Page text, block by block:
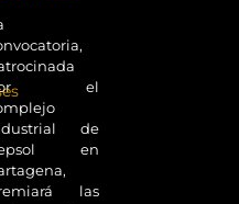
el
de
en
las